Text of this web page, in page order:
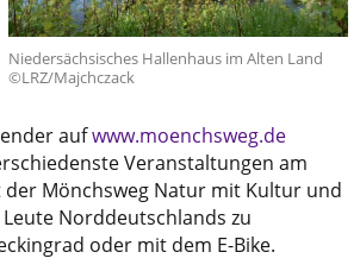
Niedersächsisches Hallenhaus im Alten Land
©LRZ/Majchczack
aufwww.moenchsweg.de
Veranstaltungen am
der Mönchsweg Natur mit Kultur und
Norddeutschlands zu
oder mit dem E-Bike.